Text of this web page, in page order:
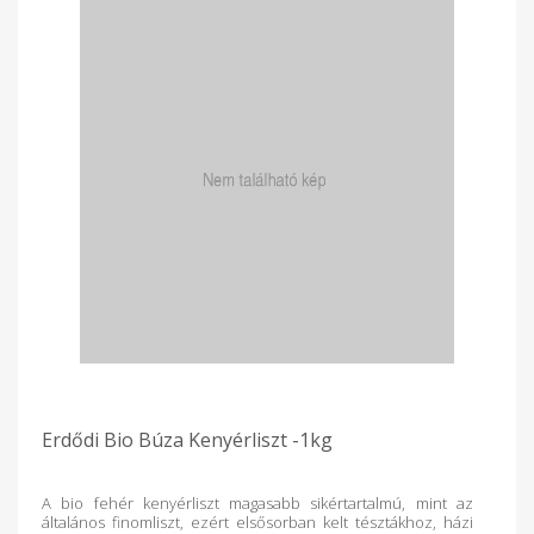
Erdődi Bio Búza Kenyérliszt -1kg
A bio fehér kenyérliszt magasabb sikértartalmú, mint az
általános finomliszt, ezért elsősorban kelt tésztákhoz, házi